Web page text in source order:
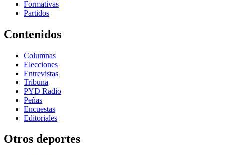
Formativas
Partidos
Contenidos
Columnas
Elecciones
Entrevistas
Tribuna
PYD Radio
Peñas
Encuestas
Editoriales
Otros deportes